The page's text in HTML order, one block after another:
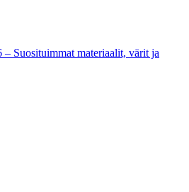
– Suosituimmat materiaalit, värit ja